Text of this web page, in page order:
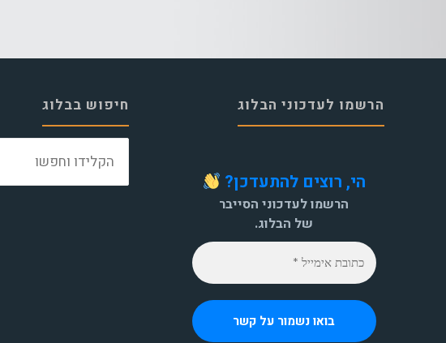
הרשמו לעדכוני הבלוג
הי, רוצים להתעדכן?
הרשמו לעדכוני הסייבר
של הבלוג.
חיפוש בבלוג